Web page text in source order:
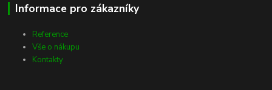
Informace pro zákazníky
Reference
Vše o nákupu
Kontakty